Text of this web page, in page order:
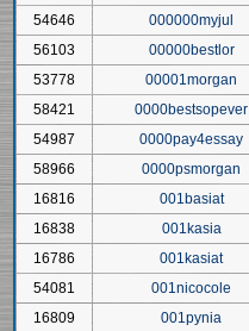
54646
000000myjul
56103
00000bestlor
53778
00001morgan
58421
0000bestsopever
54987
0000pay4essay
58966
0000psmorgan
16816
001basiat
16838
001kasia
16786
001kasiat
54081
001nicocole
16809
001pynia